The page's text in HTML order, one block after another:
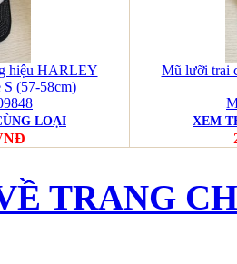
hiệu HARLEY
(57-58cm)
LOẠI
Mũ lưỡi trai
XEM
TRANG